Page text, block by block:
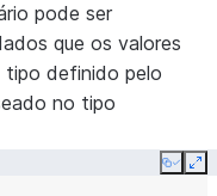
pode ser
que os valores
tipo definido pelo
no tipo
Copy